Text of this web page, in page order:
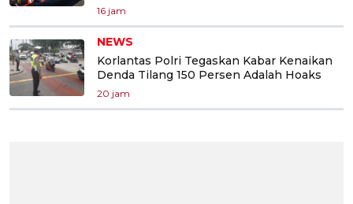
16 jam
NEWS
Korlantas Polri Tegaskan Kabar Kenaikan
Denda Tilang 150 Persen Adalah Hoaks
20 jam